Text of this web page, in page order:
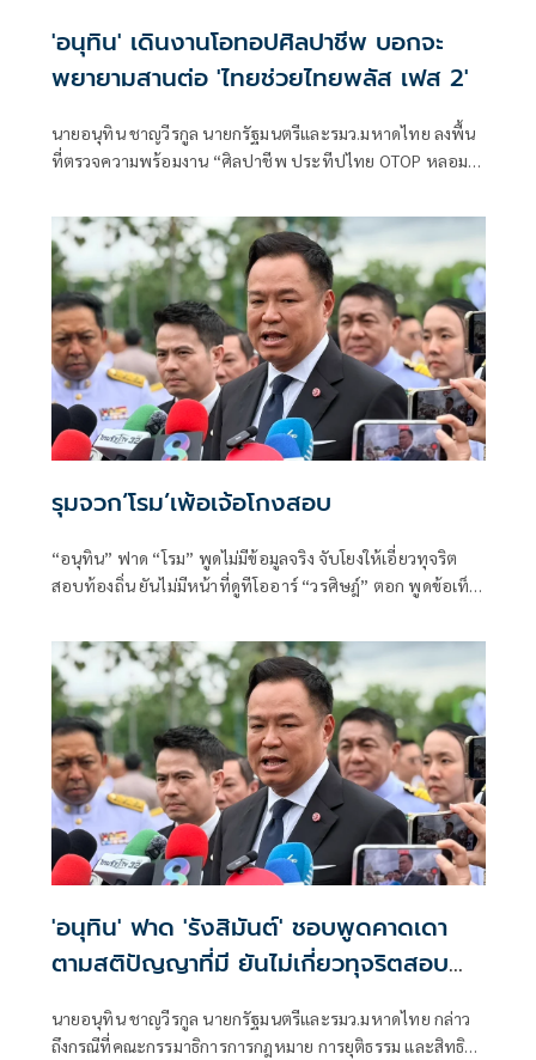
'อนุทิน' เดินงานโอทอปศิลปาชีพ บอกจะ
พยายามสานต่อ 'ไทยช่วยไทยพลัส เฟส 2'
นายอนุทิน ชาญวีรกูล นายกรัฐมนตรีและรมว.มหาดไทย ลงพื้น
ที่ตรวจความพร้อมงาน “ศิลปาชีพ ประทีปไทย OTOP หลอม
สิงหาคม นี้ ณ อาคารชาเลนเจอร์ 1–3 อิมแพ็ค เมืองทองธานี ซึ่ง
นายกรัฐมนตรีจะเดินทางมาเปิดงานอย่างเป็นทางการ ในวัน
จันทร์ที่ 10 สิงหาคม
รุมจวก‘โรม’เพ้อเจ้อโกงสอบ
“อนุทิน” ฟาด “โรม” พูดไม่มีข้อมูลจริง จับโยงให้เอี่ยวทุจริต
สอบท้องถิ่น ยันไม่มีหน้าที่ดูทีโออาร์ “วรศิษฎ์” ตอก พูดข้อเท็จ
'อนุทิน' ฟาด 'รังสิมันต์' ชอบพูดคาดเดา
ตามสติปัญญาที่มี ยันไม่เกี่ยวทุจริตสอบ
นายอนุทิน ชาญวีรกูล นายกรัฐมนตรีและรมว.มหาดไทย กล่าว
ถึงกรณีที่คณะกรรมาธิการการกฎหมาย การยุติธรรม และสิทธิ